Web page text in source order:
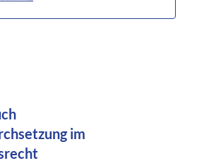
im